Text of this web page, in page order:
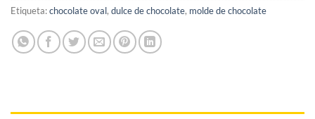
Etiqueta:chocolate oval, dulce de chocolate, molde de chocolate